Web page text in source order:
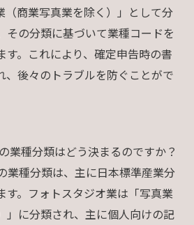
（商業写真業を除く）」として分
その分類に基づいて業種コードを
す。これにより、確定申告時の書
、後々のトラブルを防ぐことがで
業種分類はどう決まるのですか？
業種分類は、主に日本標準産業分
す。フォトスタジオ業は「写真業
」に分類され、主に個人向けの記